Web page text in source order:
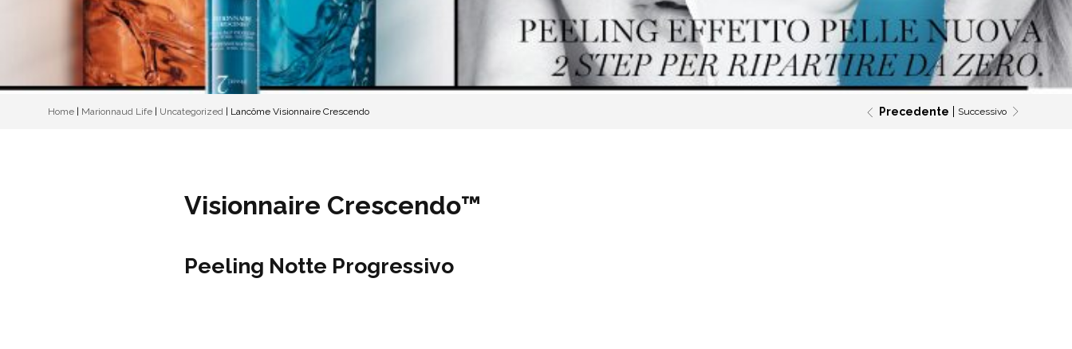
Home Marionnaud Life Uncategorized Lancôme Visionnaire Crescendo Precedente Successivo
Visionnaire Crescendo™
Peeling Notte Progressivo